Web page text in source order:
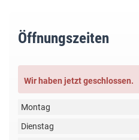
Öffnungszeiten
Wir haben jetzt geschlossen.
Montag
Dienstag